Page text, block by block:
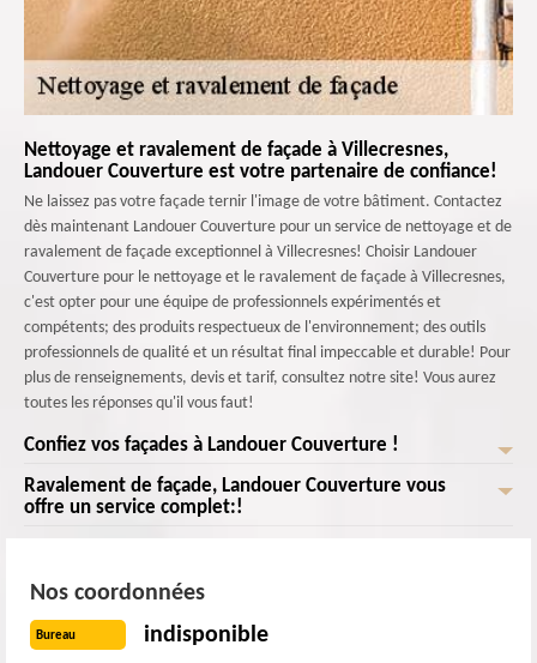
Nettoyage et ravalement de façade à Villecresnes,
Landouer Couverture est votre partenaire de confiance!
Ne laissez pas votre façade ternir l'image de votre bâtiment. Contactez
dès maintenant Landouer Couverture pour un service de nettoyage et de
ravalement de façade exceptionnel à Villecresnes! Choisir Landouer
Couverture pour le nettoyage et le ravalement de façade à Villecresnes,
c'est opter pour une équipe de professionnels expérimentés et
compétents; des produits respectueux de l'environnement; des outils
professionnels de qualité et un résultat final impeccable et durable! Pour
plus de renseignements, devis et tarif, consultez notre site! Vous aurez
toutes les réponses qu'il vous faut!
Confiez vos façades à Landouer Couverture !
Landouer Couverture le ravaleur de façade à Villecresnes est prêt à vous
offrir un service impeccable! Nous éliminons efficacement les saletés, les
soigneuses des fissures, des éclats de peinture et des dommages
structurels. Nous appliquons ensuite des revêtements de haute qualité
pour protéger votre façade contre les intempéries, les UV et d'autres
Ravalement de façade, Landouer Couverture vous
offre un service complet:!
prête à vous offrir un service d'une qualité! Nous nous spécialisons dans
dépôts indésirables présents sur votre façade. Nous effectuons avec soin
Nos coordonnées
Bureau indisponible